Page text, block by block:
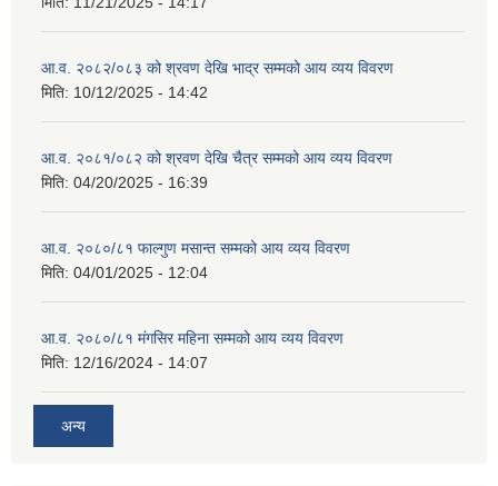
आ.व. २०८२/०८३ को श्रवण देखि भाद्र सम्मको आय व्यय विवरण
मिति: 10/12/2025 - 14:42
आ.व. २०८१/०८२ को श्रवण देखि चैत्र सम्मको आय व्यय विवरण
मिति: 04/20/2025 - 16:39
आ.व. २०८०/८१ फाल्गुण मसान्त सम्मको आय व्यय विवरण
मिति: 04/01/2025 - 12:04
आ.व. २०८०/८१ मंगसिर महिना सम्मको आय व्यय विवरण
मिति: 12/16/2024 - 14:07
अन्य